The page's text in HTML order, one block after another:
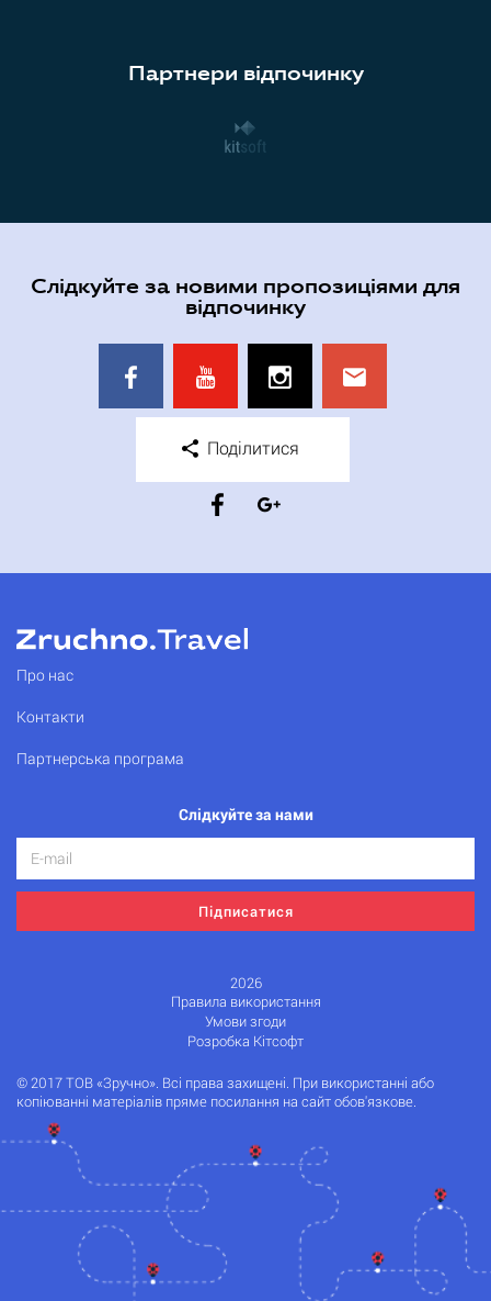
Партнери відпочинку
Слідкуйте за новими пропозиціями для
відпочинку
Поділитися
Про нас
Контакти
Партнерська програма
Слідкуйте за нами
Підписатися
2026
Правила використання
Умови згоди
Розробка Кітсофт
© 2017 ТОВ «Зручно». Всі права захищені. При використанні або
копіюванні матеріалів пряме посилання на сайт обов'язкове.